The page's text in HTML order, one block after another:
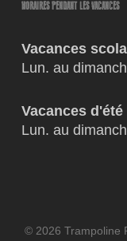
HORAIRES PENDANT LES VACANCES
Vacances
Lun. au
Vacances d'été
Lun. au
© 2026 Trampoline